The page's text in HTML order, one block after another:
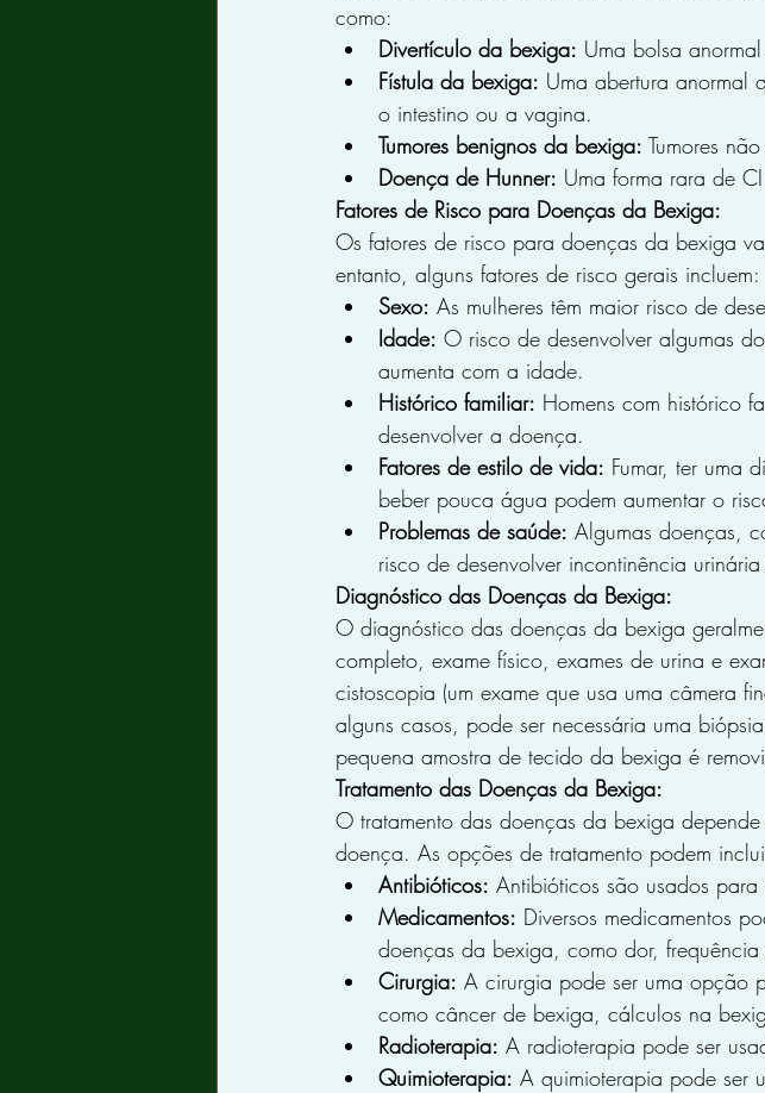
como:
Divertículo da bexiga: Uma bolsa
Fístula da bexiga: Uma abertura anormal
o intestino ou a vagina.
Tumores benignos da bexiga: Tumores
Doença de Hunner: Uma forma rara de
Fatores de Risco para Doenças da Bexiga:
Os fatores de risco para doenças da bexiga
entanto, alguns fatores de risco gerais incluem:
Sexo: As mulheres têm maior risco de
Idade: O risco de desenvolver algumas
aumenta com a idade.
Histórico familiar: Homens com histórico
desenvolver a doença.
Fatores de estilo de vida: Fumar, ter uma
beber pouca água podem aumentar o
Problemas de saúde: Algumas doenças,
risco de desenvolver incontinência
Diagnóstico das Doenças da Bexiga:
O diagnóstico das doenças da bexiga
completo, exame físico, exames de urina e
cistoscopia (um exame que usa uma câmera
alguns casos, pode ser necessária uma
pequena amostra de tecido da bexiga é
Tratamento das Doenças da Bexiga:
O tratamento das doenças da bexiga
doença. As opções de tratamento podem
Antibióticos: Antibióticos são usados
Medicamentos: Diversos medicamentos
doenças da bexiga, como dor,
Cirurgia: A cirurgia pode ser uma opção
como câncer de bexiga, cálculos na
Radioterapia: A radioterapia pode ser
Quimioterapia: A quimioterapia pode ser